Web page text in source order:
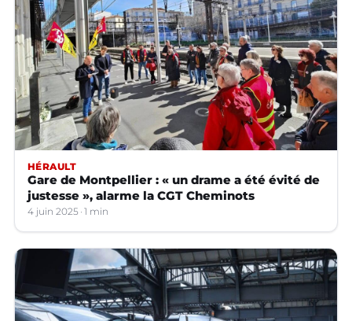
HÉRAULT
Gare de Montpellier : « un drame a été évité de
justesse », alarme la CGT Cheminots
4 juin 2025 1 min